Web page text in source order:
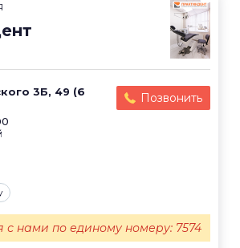
3Б, 49 (6
Позвонить
с нами по единому номеру: 7574